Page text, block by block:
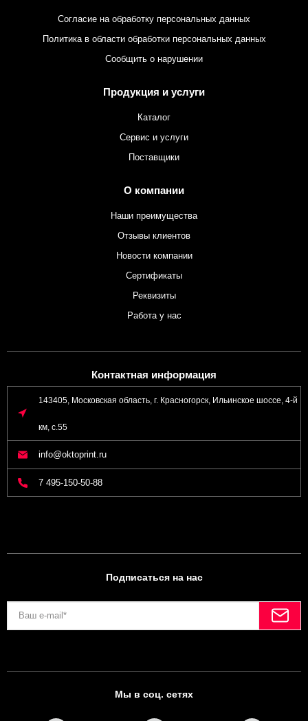
Согласие на обработку персональных данных
Политика в области обработки персональных данных
Сообщить о нарушении
Продукция и услуги
Каталог
Сервис и услуги
Поставщики
О компании
Наши преимущества
Отзывы клиентов
Новости компании
Сертификаты
Реквизиты
Работа у нас
Контактная информация
143405, Московская область, г. Красногорск, Ильинское шоссе, 4-й
км, с.55
info@oktoprint.ru
7 495-150-50-88
Подписаться на нас
Мы в соц. сетях